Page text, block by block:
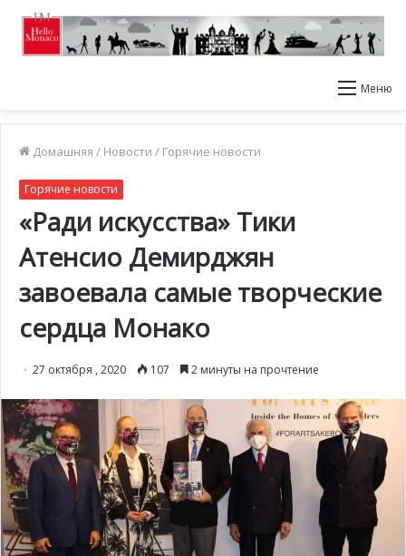
Меню
Домашняя / Новости / Горячие новости
Горячие новости
«Ради искусства» Тики
Атенсио Демирджян
завоевала самые творческие
сердца Монако
27 октября , 2020 107 2 минуты на прочтение